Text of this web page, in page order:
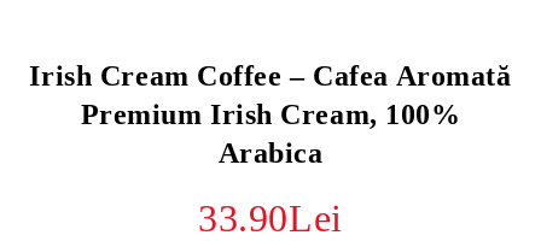
Irish Cream Coffee – Cafea Aromată
Premium Irish Cream, 100%
Arabica
33.90Lei